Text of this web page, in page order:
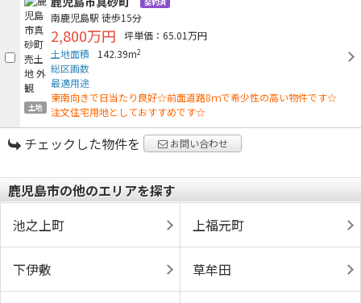
土地
南鹿児島駅 徒歩15分
2,800万円
坪単価：65.01万円
土地面積
142.39m2
総区画数
最適用途
東南向きで日当たり良好☆前面道路8ｍで希少性の高い物件です☆
注文住宅用地としておすすめです☆
チェックした物件を お問い合わせ
鹿児島市の他のエリアを探す
池之上町
上福元町
下伊敷 草牟田